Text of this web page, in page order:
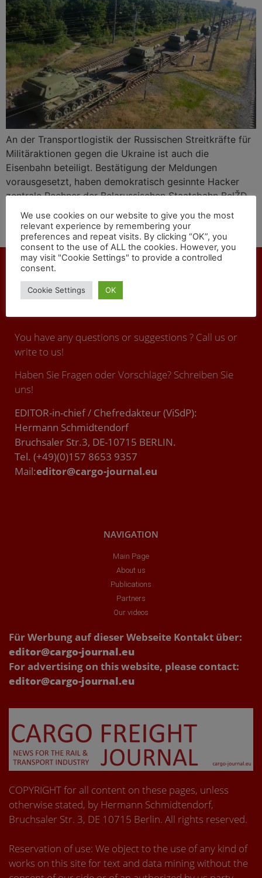
An der Transportlogistik der Russischen Streitkräfte für
Militäraktionen gegen die Ukraine ist auch die
Eisenbahn beteiligt. Bestätigung der Meldungen
vorausgesetzt, haben demokratisch gesinnte Hacker
zentrale Rechner der Belarussischen Staatsbahn BelŽD
(БелЖД) angegriffen, um den Transport russischen
Militärgeräts an die belarussisch-ukrainische Grenze zu
verzögern.
You have any questions or suggestions ? Call us or
write to us!
Haben Sie Fragen oder Vorschläge? Schreiben Sie
uns!
EDITOR-in-chief / Chefredakteur (ViSdP):
Hermann Schmidtendorf
Bruchsaler Str.3, DE-10715 BERLIN.
Tel. (+49)(0)157 8653 9357
Mail:editor@cargo-journal.eu
NAVIGATION
Main Page
About us
Publications
Partners
Our videos
Für Werbung auf dieser Webseite Kontakt über:
editor@cargo-journal.eu
For advertising on this website, please contact:
editor@cargo-journal.eu
COPYRIGHT for all content on these pages, unless
otherwise stated, by Hermann Schmidtendorf,
Bruchsaler Str. 3, DE 10715 Berlin. All rights reserved.
Reservation of use: We object to the use of any kind of
works on this site for text and data mining without the
We use cookies on our website to give you the most
relevant experience by remembering your
preferences and repeat visits. By clicking “OK”, you
consent to the use of ALL the cookies. However, you
may visit "Cookie Settings" to provide a controlled
consent.
Cookie Settings OK